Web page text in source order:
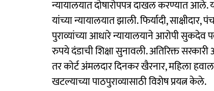
न्यायालयात दोषारोपपत्र दाखल करण्यात आले.
यांच्या न्यायालयात झाली. फिर्यादी,
पुराव्यांच्या आधारे न्यायालयाने आरोपी सुकदेव
रुपये दंडाची शिक्षा सुनावली. अतिरिक्त
तर कोर्ट अंमलदार दिनकर खैरनार, महिला
खटल्याच्या पाठपुराव्यासाठी विशेष प्रयत्न केले.